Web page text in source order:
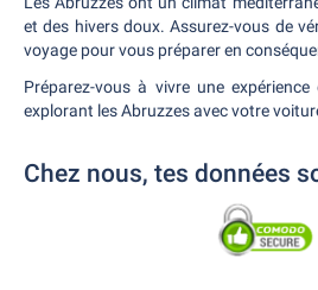
et des hivers doux. Assurez-vous de
voyage pour vous préparer en
Préparez-vous à vivre une
explorant les Abruzzes avec votre
Chez nous, tes données